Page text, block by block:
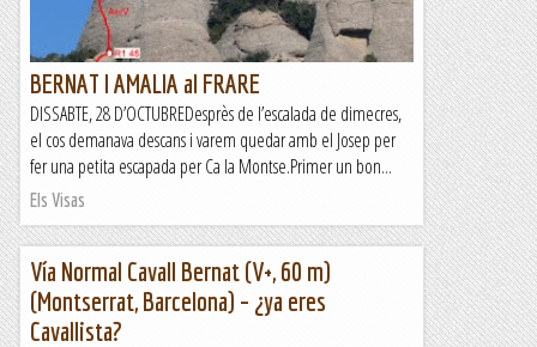
BERNAT I AMALIA al FRARE
DISSABTE, 28 D’OCTUBREDesprès de l’escalada de dimecres,
el cos demanava descans i varem quedar amb el Josep per
fer una petita escapada per Ca la Montse.Primer un bon...
Els Visas
Vía Normal Cavall Bernat (V+, 60 m)
(Montserrat, Barcelona) – ¿ya eres
Cavallista?